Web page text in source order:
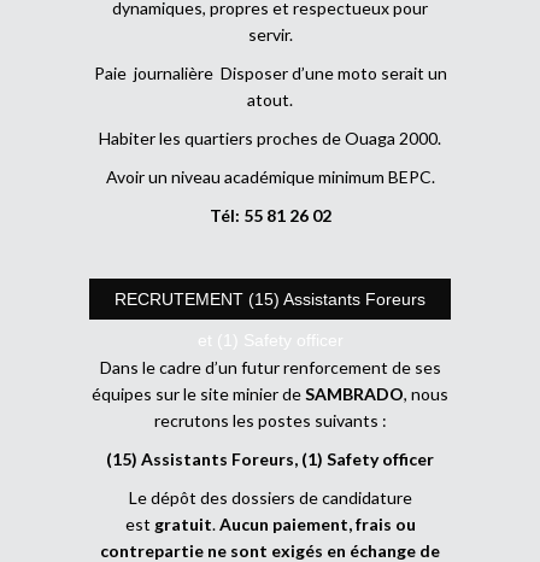
dynamiques, propres et respectueux pour
servir.
Paie journalière Disposer d’une moto serait un
atout.
Habiter les quartiers proches de Ouaga 2000.
Avoir un niveau académique minimum BEPC.
Tél: 55 81 26 02
RECRUTEMENT (15) Assistants Foreurs
et (1) Safety officer
Dans le cadre d’un futur renforcement de ses
équipes sur le site minier deSAMBRADO, nous
recrutons les postes suivants :
(15) Assistants Foreurs, (1) Safety officer
Le dépôt des dossiers de candidature
est gratuit.Aucun paiement, frais ou
contrepartie ne sont exigés en échange de